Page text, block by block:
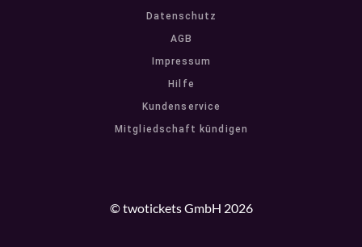
Datenschutz
AGB
Impressum
Hilfe
Kundenservice
Mitgliedschaft kündigen
© twotickets GmbH 2026